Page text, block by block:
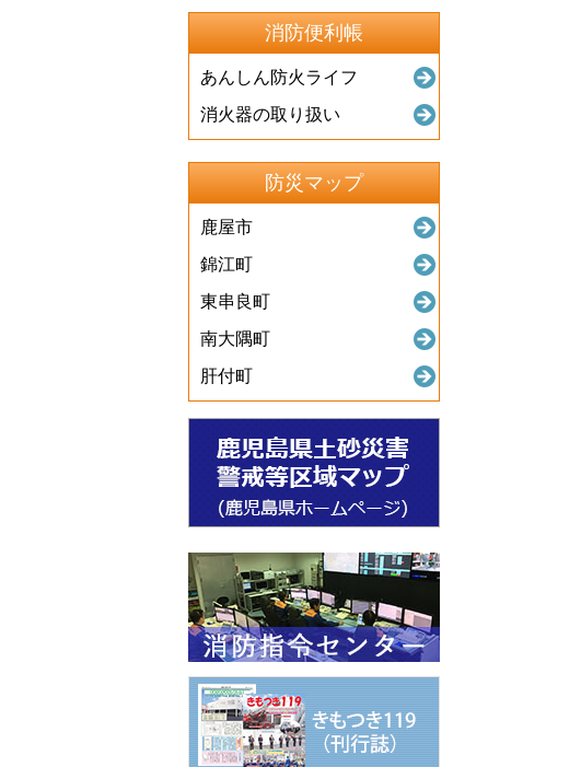
消防便利帳
あんしん防火ライフ
消火器の取り扱い
防災マップ
鹿屋市
錦江町
東串良町
南大隅町
肝付町